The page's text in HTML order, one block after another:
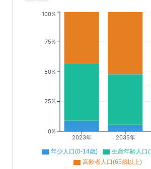
2023年 2035年
0%
25%
50%
75%
100%
年少人口(0-14歳)
生産年齢人口
高齢者人口(65歳以上)